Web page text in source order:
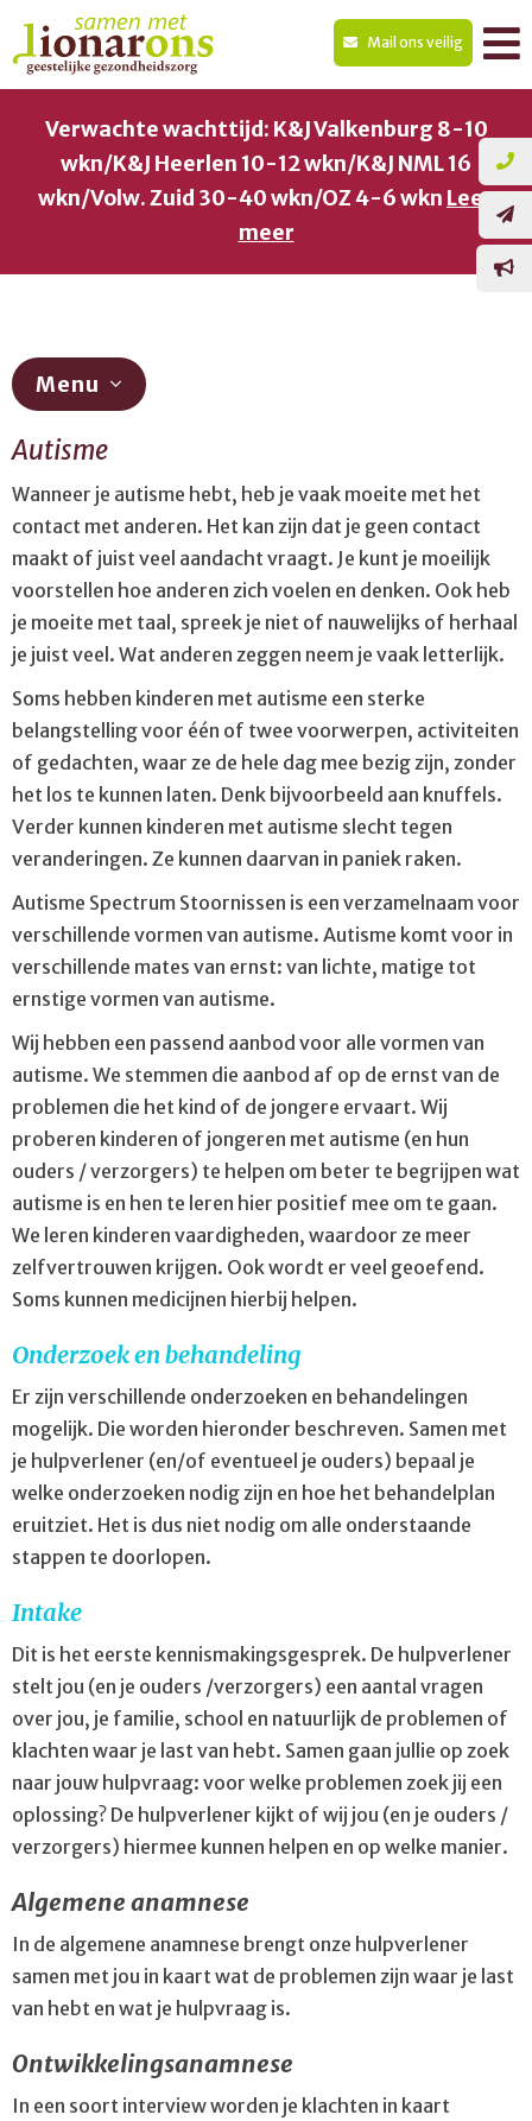
Mail ons veilig
Verwachte wachttijd: K&J Valkenburg 8-10
wkn/K&J Heerlen 10-12 wkn/K&J NML 16
wkn/Volw. Zuid 30-40 wkn/OZ 4-6 wkn Lees
meer
Menu
Diagnostiek
ADHD
Angst
Autisme
Depressie
Dwanghandelingen
Dyslexie
Gedragsproblemen
Hechtings­problema­tiek
Leerstoornissen
Stoornis in de kindertijd / adolescentie
Tics
Trauma
Autisme
Wanneer je autisme hebt, heb je vaak moeite met het
contact met anderen. Het kan zijn dat je geen contact
maakt of juist veel aandacht vraagt. Je kunt je moeilijk
voorstellen hoe anderen zich voelen en denken. Ook heb
je moeite met taal, spreek je niet of nauwelijks of herhaal
je juist veel. Wat anderen zeggen neem je vaak letterlijk.
Soms hebben kinderen met autisme een sterke
belangstelling voor één of twee voorwerpen, activiteiten
of gedachten, waar ze de hele dag mee bezig zijn, zonder
het los te kunnen laten. Denk bijvoorbeeld aan knuffels.
Verder kunnen kinderen met autisme slecht tegen
veranderingen. Ze kunnen daarvan in paniek raken.
Autisme Spectrum Stoornissen is een verzamelnaam voor
verschillende vormen van autisme. Autisme komt voor in
verschillende mates van ernst: van lichte, matige tot
ernstige vormen van autisme.
Wij hebben een passend aanbod voor alle vormen van
autisme. We stemmen die aanbod af op de ernst van de
problemen die het kind of de jongere ervaart. Wij
proberen kinderen of jongeren met autisme (en hun
ouders / verzorgers) te helpen om beter te begrijpen wat
autisme is en hen te leren hier positief mee om te gaan.
We leren kinderen vaardigheden, waardoor ze meer
zelfvertrouwen krijgen. Ook wordt er veel geoefend.
Soms kunnen medicijnen hierbij helpen.
Onderzoek en behandeling
Er zijn verschillende onderzoeken en behandelingen
mogelijk. Die worden hieronder beschreven. Samen met
je hulpverlener (en/of eventueel je ouders) bepaal je
welke onderzoeken nodig zijn en hoe het behandelplan
eruitziet. Het is dus niet nodig om alle onderstaande
stappen te doorlopen.
Intake
Dit is het eerste kennismakingsgesprek. De hulpverlener
stelt jou (en je ouders /verzorgers) een aantal vragen
over jou, je familie, school en natuurlijk de problemen of
klachten waar je last van hebt. Samen gaan jullie op zoek
naar jouw hulpvraag: voor welke problemen zoek jij een
oplossing? De hulpverlener kijkt of wij jou (en je ouders /
verzorgers) hiermee kunnen helpen en op welke manier.
Algemene anamnese
In de algemene anamnese brengt onze hulpverlener
samen met jou in kaart wat de problemen zijn waar je last
van hebt en wat je hulpvraag is.
Ontwikkelingsanamnese
In een soort interview worden je klachten in kaart